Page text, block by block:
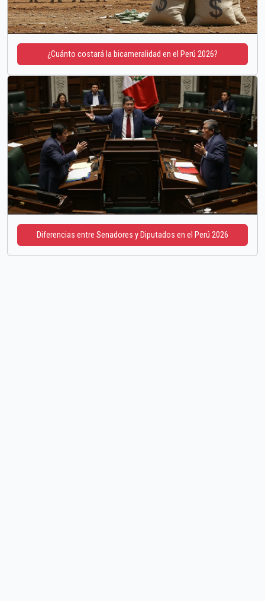
¿Cuánto costará la bicameralidad en el Perú 2026?
Diferencias entre Senadores y Diputados en el Perú 2026